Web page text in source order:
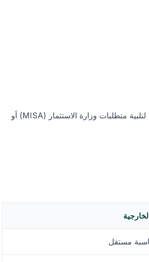
على سبيل المثال، قد تحتاج شركة مملوكة لأجانب في السعودية إلى مراجعة خارجية لتلبية متطلبات وزارة الاستثمار (MISA) أو
مستقل